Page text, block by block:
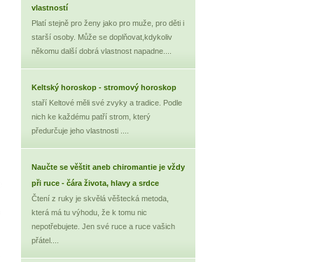
vlastností
Platí stejně pro ženy jako pro muže, pro děti i
starší osoby. Může se doplňovat,kdykoliv
někomu další dobrá vlastnost napadne....
Keltský horoskop - stromový horoskop
staří Keltové měli své zvyky a tradice. Podle
nich ke každému patří strom, který
předurčuje jeho vlastnosti ....
Naučte se věštit aneb chiromantie je vždy
při ruce - čára života, hlavy a srdce
Čtení z ruky je skvělá věštecká metoda,
která má tu výhodu, že k tomu nic
nepotřebujete. Jen své ruce a ruce vašich
přátel....